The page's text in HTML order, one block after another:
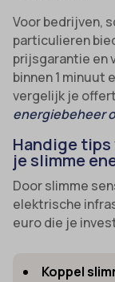
Voor bedrijven,
particulieren
prijsgarantie en
binnen 1 minuut
vergelijk je
energiebeheer
Handige tips
je slimme
Door slimme
elektrische
euro die je
Koppel